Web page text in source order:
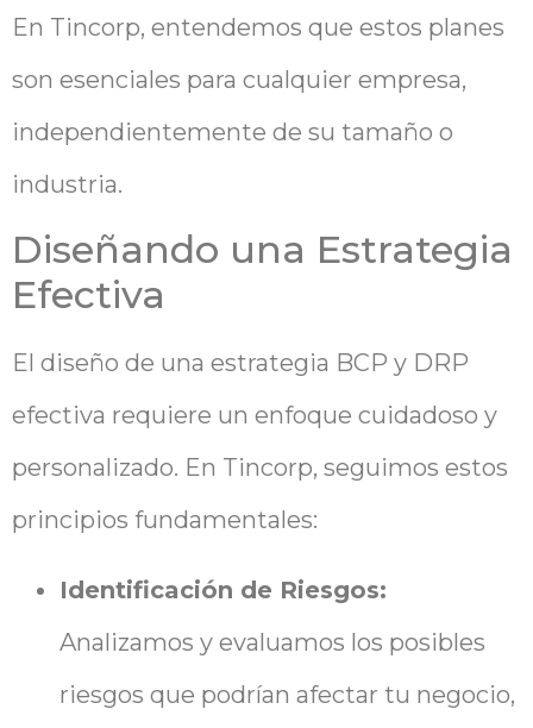
En Tincorp, entendemos que estos planes
son esenciales para cualquier empresa,
independientemente de su tamaño o
industria.
Diseñando una Estrategia
Efectiva
El diseño de una estrategia BCP y DRP
efectiva requiere un enfoque cuidadoso y
personalizado. En Tincorp, seguimos estos
principios fundamentales:
Identificación de Riesgos:
Analizamos y evaluamos los posibles
riesgos que podrían afectar tu negocio,